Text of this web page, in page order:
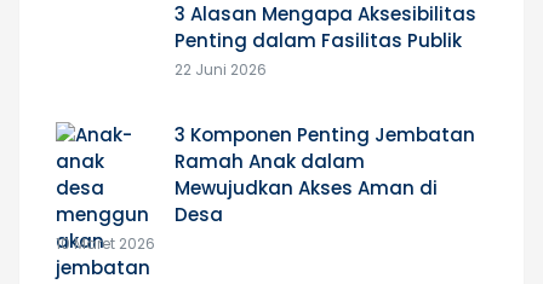
3 Alasan Mengapa Aksesibilitas
Penting dalam Fasilitas Publik
22 Juni 2026
3 Komponen Penting Jembatan
Ramah Anak dalam
Mewujudkan Akses Aman di
Desa
10 Maret 2026